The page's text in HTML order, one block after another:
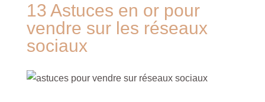
13 Astuces en or pour
vendre sur les réseaux
sociaux